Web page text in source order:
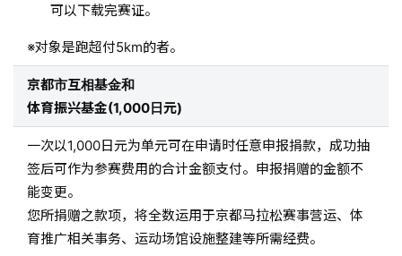
可以下载完赛证。
对象是跑超付5km的者。
京都市互相基金和
体育振兴基金(1,000日元)
一次以1,000日元为单元可在申请时任意申报捐款，成功抽
签后可作为参赛费用的合计金额支付。申报捐赠的金额不
能变更。
您所捐赠之款项，将全数运用于京都马拉松赛事营运、体
育推广相关事务、运动场馆设施整建等所需经费。